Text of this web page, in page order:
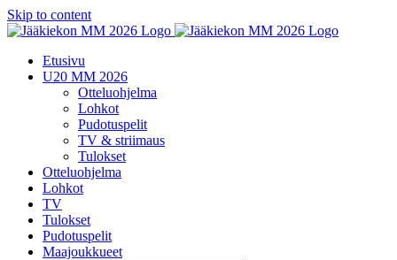
Skip to content
Etusivu
U20 MM 2026
Otteluohjelma
Lohkot
Pudotuspelit
TV & striimaus
Tulokset
Otteluohjelma
Lohkot
TV
Tulokset
Pudotuspelit
Maajoukkueet